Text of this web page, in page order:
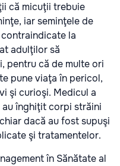
că micuţii trebuie
iar seminţele de
la
adulţilor să
pentru că de multe ori
pune viaţa în pericol,
şi curioşi. Medicul a
înghiţit corpi străini
dacă au fost supuşi
şi tratamentelor.
în Sănătate al